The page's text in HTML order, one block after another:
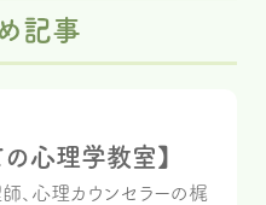
記事
心理学教室】
、心理カウンセラーの梶